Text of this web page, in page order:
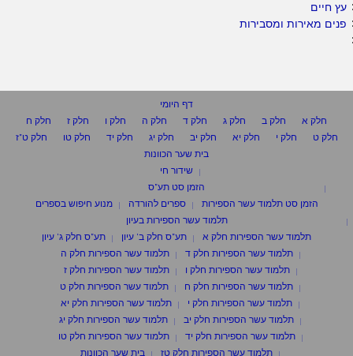
עץ חיים
פנים מאירות ומסבירות
דף היומי
חלק א
חלק ב חלק ג חלק ד חלק ה חלק ו חלק ז
חלק ח
חלק ט
חלק י חלק יא חלק יב חלק יג חלק יד חלק טו
חלק ט"ז
בית שער הכוונות
שידור חי
הזמן סט תע"ס
הזמן סט תלמוד עשר הספירות
ספרים להורדה
מנוע חיפוש בספרים
תלמוד עשר הספירות בעיון
תלמוד עשר הספירות חלק א
תע"ס חלק ב' עיון
תע"ס חלק ג' עיון
תלמוד עשר הספירות חלק ד
תלמוד עשר הספירות חלק ה
תלמוד עשר הספירות חלק ו
תלמוד עשר הספירות חלק ז
תלמוד עשר הספירות חלק ח
תלמוד עשר הספירות חלק ט
תלמוד עשר הספירות חלק י
תלמוד עשר הספירות חלק יא
תלמוד עשר הספירות חלק יב
תלמוד עשר הספירות חלק יג
תלמוד עשר הספירות חלק יד
תלמוד עשר הספירות חלק טו
תלמוד עשר הספירות חלק טז
בית שער הכוונות